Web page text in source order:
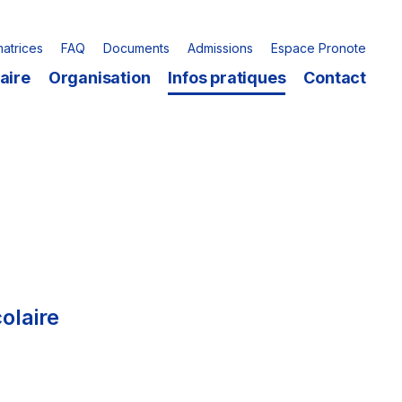
FAQ Documents Admissions Espace Pronote
Organisation Infos pratiques Contact